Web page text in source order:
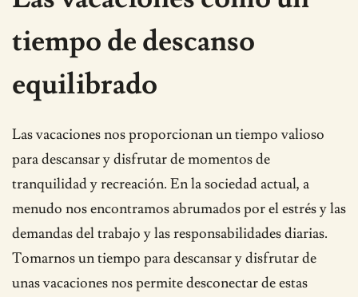
tiempo de descanso
equilibrado
Las vacaciones nos proporcionan un tiempo valioso
para descansar y disfrutar de momentos de
tranquilidad y recreación. En la sociedad actual, a
menudo nos encontramos abrumados por el estrés y las
demandas del trabajo y las responsabilidades diarias.
Tomarnos un tiempo para descansar y disfrutar de
unas vacaciones nos permite desconectar de estas